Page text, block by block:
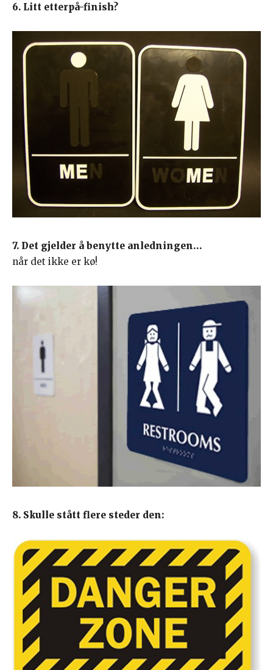
6. Litt etterpå-finish?
7. Det gjelder å benytte anledningen…
når det ikke er kø!
8. Skulle stått flere steder den: